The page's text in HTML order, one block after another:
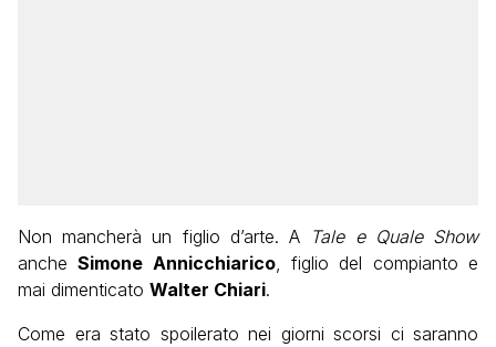
Non mancherà un figlio d’arte. A Tale e Quale Show
ancheSimone Annicchiarico, figlio del compianto e
mai dimenticato Walter Chiari.
Come era stato spoilerato nei giorni scorsi ci saranno